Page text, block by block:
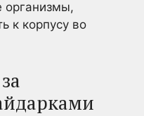
организмы,
к корпусу во